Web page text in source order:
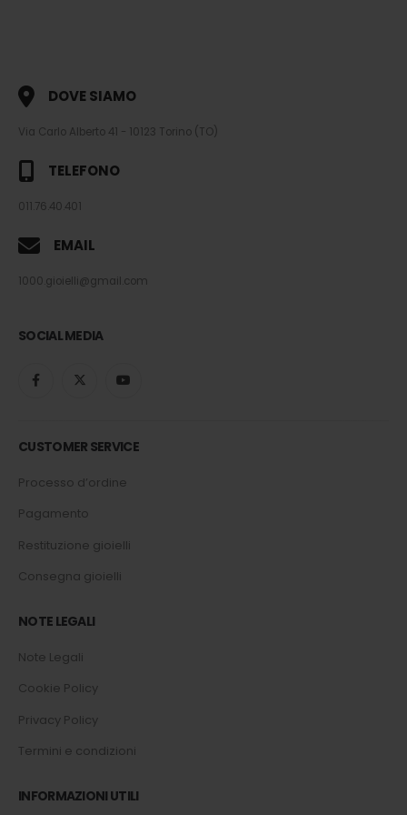
DOVE SIAMO
Via Carlo Alberto 41 - 10123 Torino (TO)
TELEFONO
011.76.40.401
EMAIL
1000.gioielli@gmail.com
SOCIAL MEDIA
CUSTOMER SERVICE
Processo d’ordine
Pagamento
Restituzione gioielli
Consegna gioielli
NOTE LEGALI
Note Legali
Cookie Policy
Privacy Policy
Termini e condizioni
INFORMAZIONI UTILI